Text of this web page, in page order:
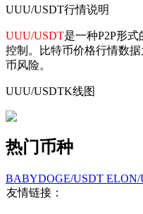
UUU/USDT行情说明
UUU/USDT是一种P2P形
控制。比特币价格行情数
币风险。
UUU/USDTK线图
热门币种
BABYDOGE/USDT ELON/
友情链接：